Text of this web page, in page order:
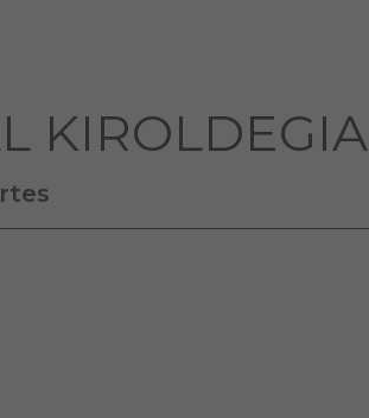
KIROLDEGIA